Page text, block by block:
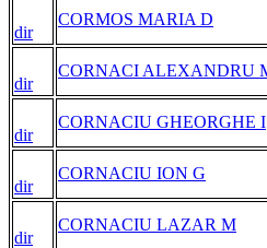
dir
CORMOS MARIA D
dir
CORNACI ALEXANDRU
dir
CORNACIU GHEORGHE I
dir
CORNACIU ION G
dir
CORNACIU LAZAR M